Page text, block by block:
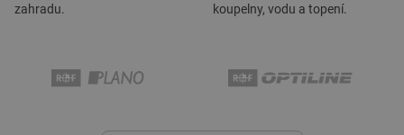
zahradu.
koupelny, vodu a topení.